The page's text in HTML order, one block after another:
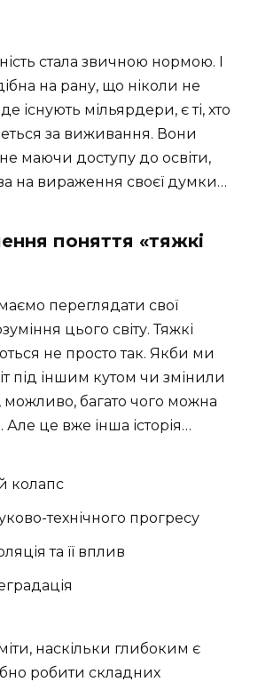
стала звичною нормою. І
на рану, що ніколи не
де існують мільярдери, є ті, хто
за виживання. Вони
маючи доступу до освіти,
на вираження своєї думки…
поняття «тяжкі
переглядати свої
цього світу. Тяжкі
не просто так. Якби ми
під іншим кутом чи змінили
можливо, багато чого можна
це вже інша історія…
колапс
технічного прогресу
та її вплив
наскільки глибоким є
робити складних